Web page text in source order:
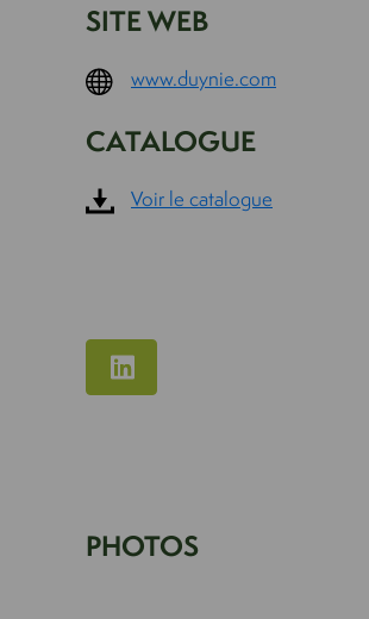
SITE WEB
www.duynie.com
CATALOGUE
Voir le catalogue
PHOTOS